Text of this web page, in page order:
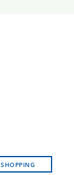
SHOPPING